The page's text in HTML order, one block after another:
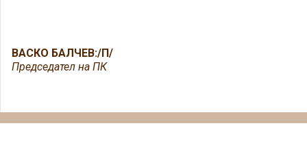
ВАСКО БАЛЧЕВ:/П/
Председател на ПК